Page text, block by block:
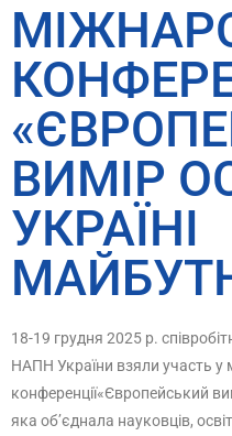
ВИМІР
УКРАЇНІ
18-19 грудня 2025 р.
НАПН України взяли участь у
конференції«Європейський
яка об’єднала науковців,